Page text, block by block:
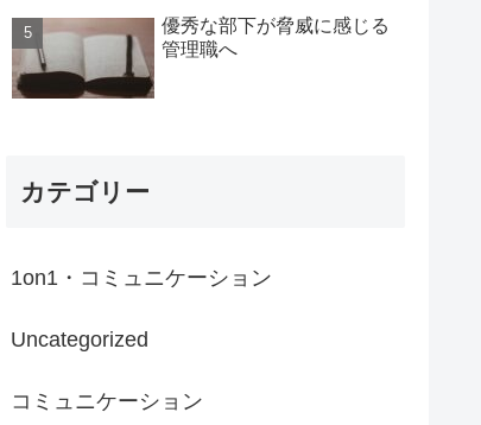
優秀な部下が脅威に感じる
管理職へ
カテゴリー
1on1・コミュニケーション
Uncategorized
コミュニケーション